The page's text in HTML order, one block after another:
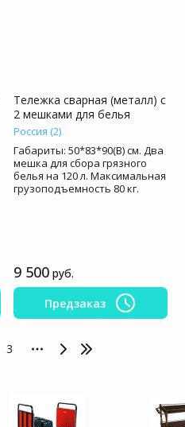
Тележка сварная (металл) с
2 мешками для белья
Россия (2)
Габариты: 50*83*90(В) см. Два
мешка для сбора грязного
белья на 120 л. Максимальная
грузоподъемность 80 кг.
9 500 руб.
Предзаказ
3